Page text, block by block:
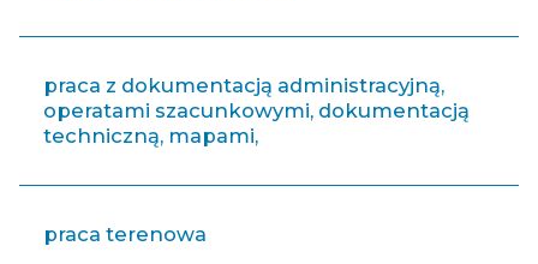
praca z dokumentacją administracyjną,
operatami szacunkowymi, dokumentacją
techniczną, mapami,
praca terenowa